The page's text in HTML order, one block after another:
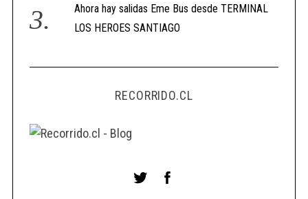
Ahora hay salidas Eme Bus desde TERMINAL
LOS HEROES SANTIAGO
RECORRIDO.CL